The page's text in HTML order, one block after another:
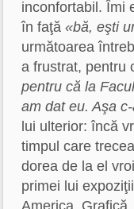
inconfortabil. Îmi
în faţă «bă, eşti
următoarea
a frustrat, pentru
pentru că la
am dat eu. Aşa
lui ulterior: încă
timpul care
dorea de la el
primei lui
America.